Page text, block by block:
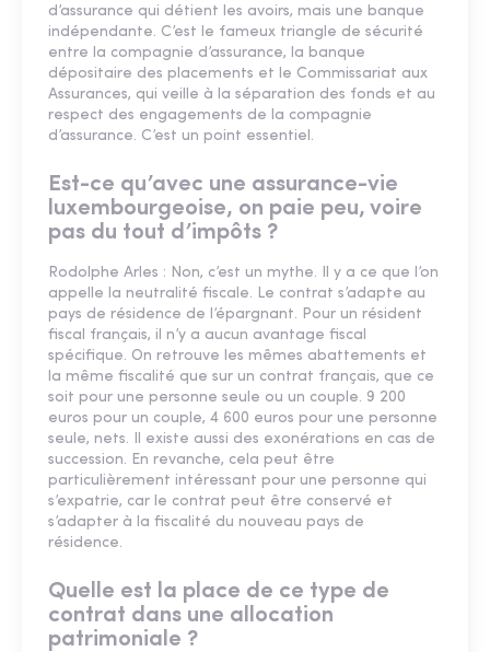
d’assurance qui détient les avoirs, mais une banque
indépendante. C’est le fameux triangle de sécurité
entre la compagnie d’assurance, la banque
dépositaire des placements et le Commissariat aux
Assurances, qui veille à la séparation des fonds et au
respect des engagements de la compagnie
d’assurance. C’est un point essentiel.
Est-ce qu’avec une assurance-vie
luxembourgeoise, on paie peu, voire
pas du tout d’impôts ?
Rodolphe Arles : Non, c’est un mythe. Il y a ce que l’on
appelle la neutralité fiscale. Le contrat s’adapte au
pays de résidence de l’épargnant. Pour un résident
fiscal français, il n’y a aucun avantage fiscal
spécifique. On retrouve les mêmes abattements et
la même fiscalité que sur un contrat français, que ce
soit pour une personne seule ou un couple. 9 200
euros pour un couple, 4 600 euros pour une personne
seule, nets. Il existe aussi des exonérations en cas de
succession. En revanche, cela peut être
particulièrement intéressant pour une personne qui
s’expatrie, car le contrat peut être conservé et
s’adapter à la fiscalité du nouveau pays de
résidence.
Quelle est la place de ce type de
contrat dans une allocation
patrimoniale ?